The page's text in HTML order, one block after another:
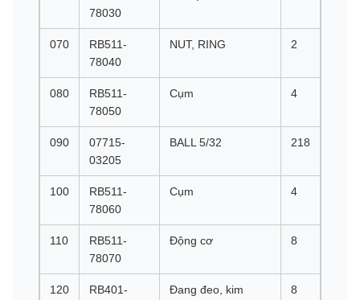
78030
070
RB511-
78040
NUT, RING 2
080
RB511-
78050
Cụm 4
090
07715-
03205
BALL 5/32 218
100
RB511-
78060
Cụm 4
110
RB511-
78070
Động cơ 8
120
RB401-
Đang đeo, kim 8